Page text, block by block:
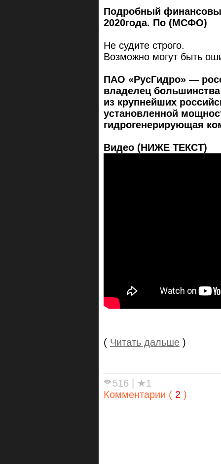
Подробный
2020года. По (МСФО)
Не судите строго.
Возможно могут быть
ПАО «РусГидро» —
владелец
из крупнейших
установленной
гидрогенерирующая
Видео (НИЖЕ ТЕКСТ)
( Читать дальше )
516
★1
Комментарии ( 2 )